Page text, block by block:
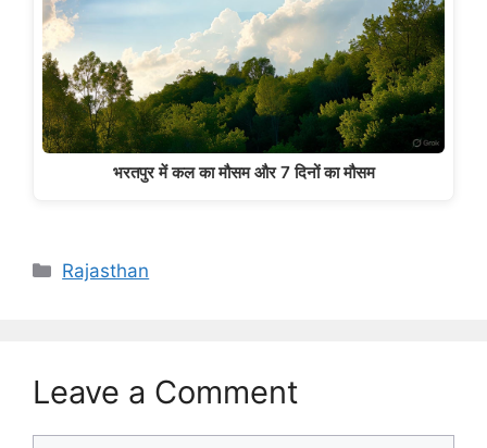
भरतपुर में कल का मौसम और 7 दिनों का मौसम
Categories
Rajasthan
Leave a Comment